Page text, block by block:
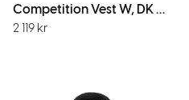
Competition Vest W, DK red
2 119 kr